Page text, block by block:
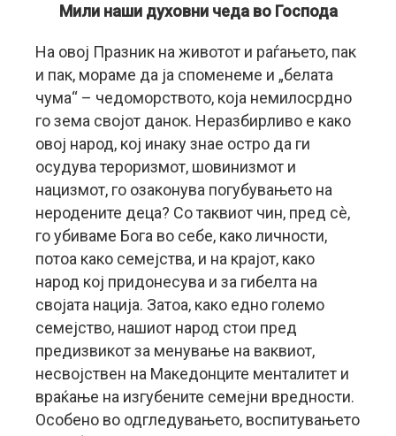
Мили наши духовни чеда во Господа
На овој Празник на животот и раѓањето, пак
и пак, мораме да ја споменеме и „белата
чума“ – чедоморството, која немилосрдно
го зема својот данок. Неразбирливо е како
овој народ, кој инаку знае остро да ги
осудува тероризмот, шовинизмот и
нацизмот, го озаконува погубувањето на
неродените деца? Со таквиот чин, пред сѐ,
го убиваме Бога во себе, како личности,
потоа како семејства, и на крајот, како
народ кој придонесува и за гибелта на
својата нација. Затоа, како едно големо
семејство, нашиот народ стои пред
предизвикот за менување на ваквиот,
несвојствен на Македонците менталитет и
враќање на изгубените семејни вредности.
Особено во одгледувањето, воспитувањето